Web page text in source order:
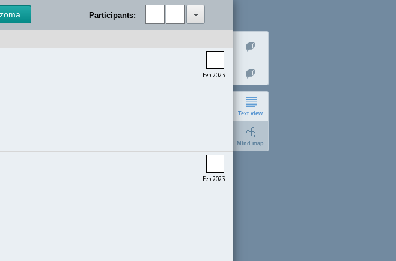
Text view
Mind map
Participants:
Feb 2023
Feb 2023